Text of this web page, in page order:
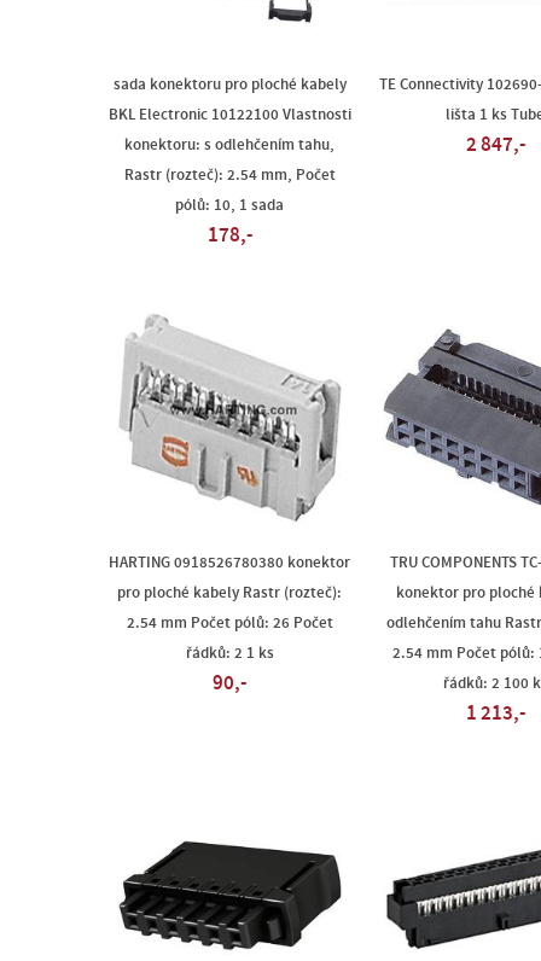
sada konektoru pro ploché kabely
BKL Electronic 10122100 Vlastnosti
konektoru: s odlehčením tahu,
Rastr (rozteč): 2.54 mm, Počet
pólů: 10, 1 sada
178,-
TE Connectivity
lišta 1 ks
2 847,-
HARTING 0918526780380 konektor
pro ploché kabely Rastr (rozteč):
2.54 mm Počet pólů: 26 Počet
řádků: 2 1 ks
90,-
TRU COMPONENTS
konektor pro ploché
odlehčením tahu
2.54 mm Počet pólů:
řádků: 2 100
1 213,-